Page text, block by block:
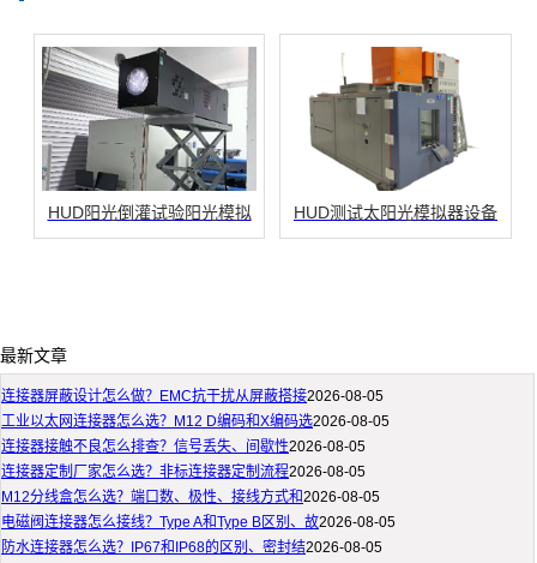
HUD阳光倒灌试验阳光模拟 HUD测试太阳光模拟器设备
最新文章
连接器屏蔽设计怎么做？EMC抗干扰从屏蔽搭接2026-08-05
工业以太网连接器怎么选？M12 D编码和X编码选2026-08-05
连接器接触不良怎么排查？信号丢失、间歇性2026-08-05
连接器定制厂家怎么选？非标连接器定制流程2026-08-05
M12分线盒怎么选？端口数、极性、接线方式和2026-08-05
电磁阀连接器怎么接线？Type A和Type B区别、故2026-08-05
防水连接器怎么选？IP67和IP68的区别、密封结2026-08-05